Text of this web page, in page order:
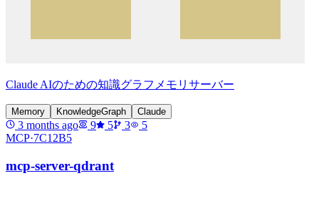
Claude AIのための知識グラフメモリサーバー
Memory KnowledgeGraph Claude
3 months ago 9 5 3
5
MCP·7C12B5
mcp-server-qdrant